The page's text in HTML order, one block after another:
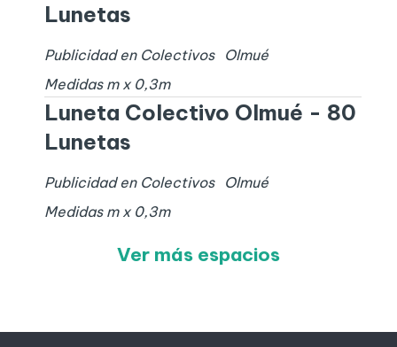
Lunetas
Publicidad en Colectivos
Olmué
Medidas m x 0,3m
Luneta Colectivo Olmué - 80
Lunetas
Publicidad en Colectivos
Olmué
Medidas m x 0,3m
Ver más espacios